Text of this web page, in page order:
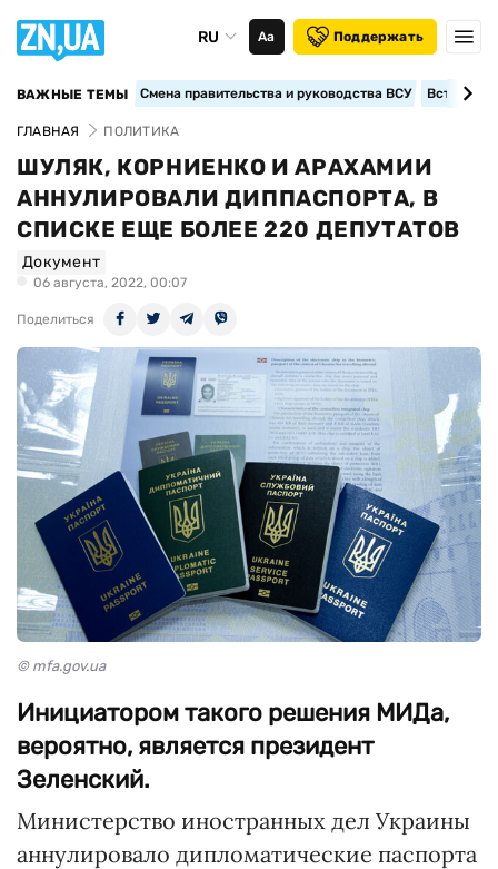
RU Аа Поддержать
ВАЖНЫЕ ТЕМЫ Смена правительства и руководства ВСУ
ГЛАВНАЯ ПОЛИТИКА
ШУЛЯК, КОРНИЕНКО И АРАХАМИИ
АННУЛИРОВАЛИ ДИППАСПОРТА, В
СПИСКЕ ЕЩЕ БОЛЕЕ 220 ДЕПУТАТОВ
Документ
06 августа, 2022, 00:07
Поделиться
© mfa.gov.ua
Инициатором такого решения МИДа,
вероятно, является президент
Зеленский.
Министерство иностранных дел Украины
аннулировало дипломатические паспорта